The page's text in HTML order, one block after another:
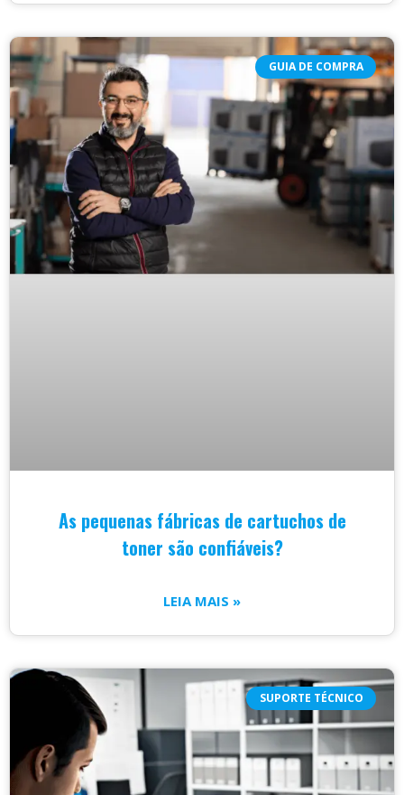
GUIA DE COMPRA
As pequenas fábricas de cartuchos de
toner são confiáveis?
LEIA MAIS »
SUPORTE TÉCNICO